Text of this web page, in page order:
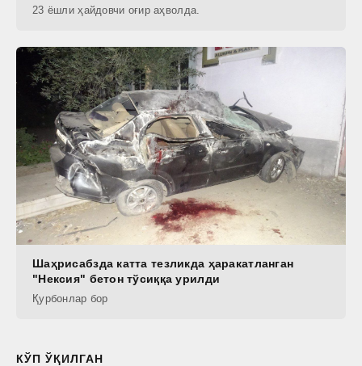
23 ёшли ҳайдовчи оғир аҳволда.
Шаҳрисабзда катта тезликда ҳаракатланган
"Нексия" бетон тўсиққа урилди
Қурбонлар бор
КЎП ЎҚИЛГАН